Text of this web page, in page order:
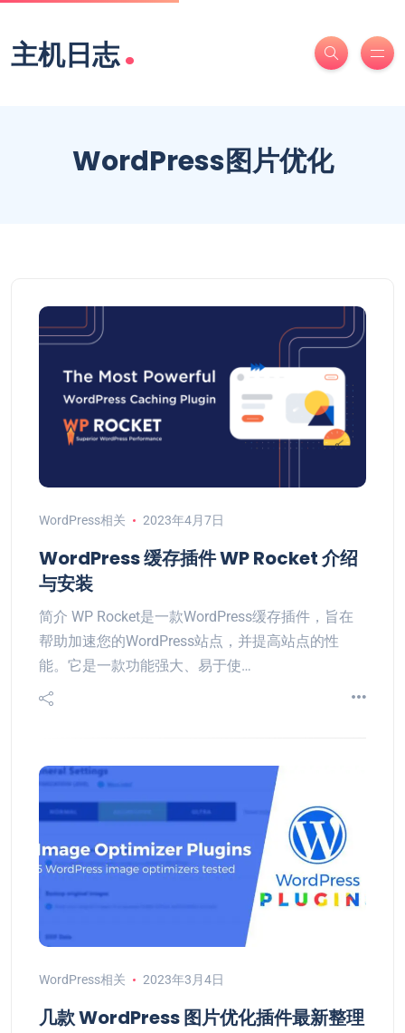
主机日志.
WordPress图片优化
WordPress相关 2023年4月7日
WordPress 缓存插件 WP Rocket 介绍
与安装
简介 WP Rocket是一款WordPress缓存插件，旨在
帮助加速您的WordPress站点，并提高站点的性
能。它是一款功能强大、易于使…
WordPress相关 2023年3月4日
几款 WordPress 图片优化插件最新整理